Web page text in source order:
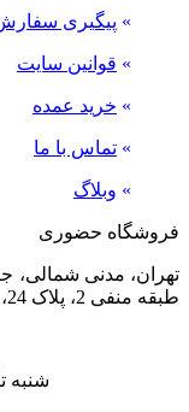
» پیگیری
» قوانین سایت
» خرید عمده
» تماس با ما
» وبلاگ
فروشگاه حضوری
تهران، مدنی شمالی،
طبقه منفی 2، پلاک 24، احسان مارکت
شنبه تا